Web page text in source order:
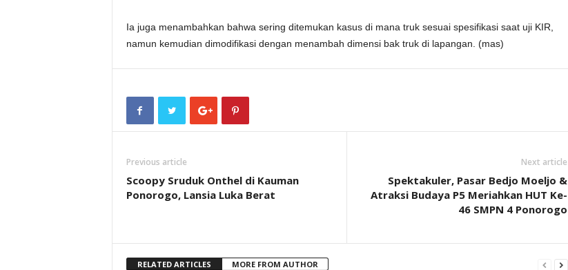
Ia juga menambahkan bahwa sering ditemukan kasus di mana truk sesuai spesifikasi saat uji KIR,
namun kemudian dimodifikasi dengan menambah dimensi bak truk di lapangan. (mas)
Previous article
Scoopy Sruduk Onthel di Kauman
Ponorogo, Lansia Luka Berat
Next article
Spektakuler, Pasar Bedjo Moeljo &
Atraksi Budaya P5 Meriahkan HUT Ke-
46 SMPN 4 Ponorogo
RELATED ARTICLES MORE FROM AUTHOR